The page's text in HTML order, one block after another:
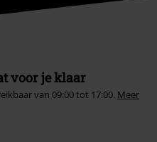
voor je klaar
van 09:00 tot 17:00. Meer